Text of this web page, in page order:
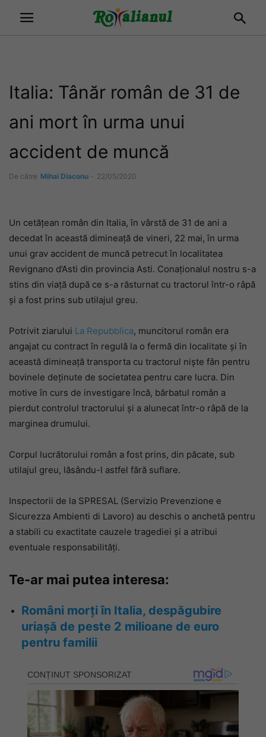
Italia: Tânăr român de 31 de
ani mort în urma unui
accident de muncă
De către Mihai Diaconu - 22/05/2020
Un cetățean român din Italia, în vârstă de 31 de ani a
decedat în această dimineață de vineri, 22 mai, în urma
unui grav accident de muncă petrecut în localitatea
Revignano d’Asti din provincia Asti. Conaționalul nostru s-a
stins din viață după ce s-a răsturnat cu tractorul într-o râpă
și a fost prins sub utilajul greu.
Potrivit ziarului La Repubblica, muncitorul român era
angajat cu contract în regulă la o fermă din localitate și în
această dimineață transporta cu tractorul niște fân pentru
bovinele deținute de societatea pentru care lucra. Din
motive în curs de investigare încă, bărbatul român a
pierdut controlul tractorului și a alunecat într-o râpă de la
marginea drumului.
Corpul lucrătorului român a fost prins, din păcate, sub
utilajul greu, lăsându-l astfel fără suflare.
Inspectorii de la SPRESAL (Servizio Prevenzione e
Sicurezza Ambienti di Lavoro) au deschis o anchetă pentru
a stabili cu exactitate cauzele tragediei și a atribui
eventuale responsabilități.
Te-ar mai putea interesa:
Români morți în Italia, despăgubire
uriașă de peste 2 milioane de euro
pentru familii